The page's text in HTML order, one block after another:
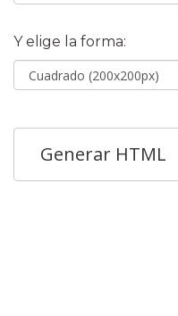
Y elige la forma: